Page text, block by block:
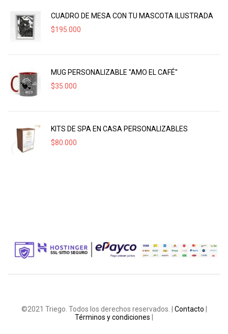
CUADRO DE MESA CON TU MASCOTA ILUSTRADA
$195.000
MUG PERSONALIZABLE "AMO EL CAFÉ"
$35.000
KITS DE SPA EN CASA PERSONALIZABLES
$80.000
©2021 Triego. Todos los derechos reservados. | Contacto
Términos y condiciones